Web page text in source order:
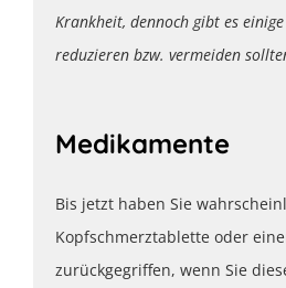
Krankheit, dennoch gibt es
reduzieren bzw. vermeiden
Medikamente
Bis jetzt haben Sie
Kopfschmerztablette oder
zurückgegriffen, wenn Sie